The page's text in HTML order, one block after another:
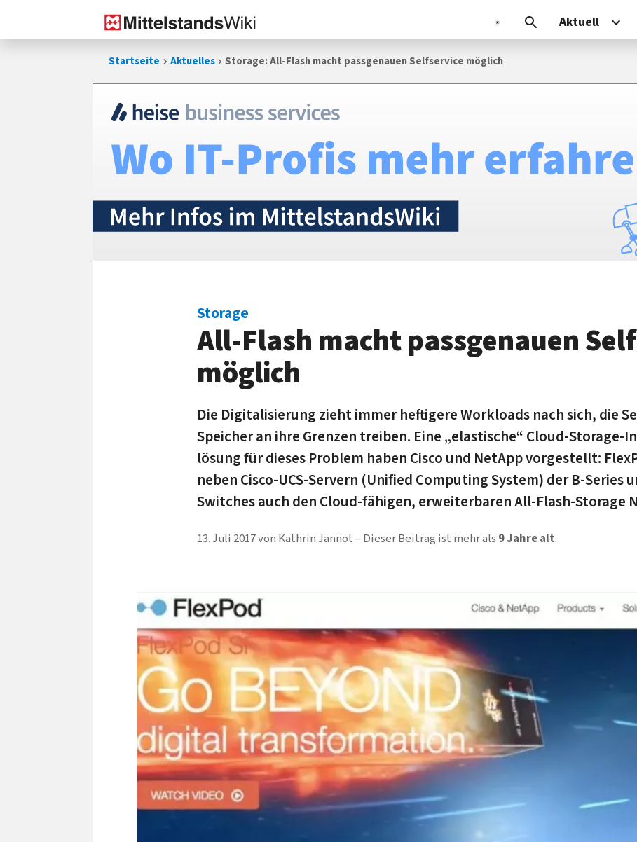
Aktuell
Startseite Aktuelles Storage: All-Flash macht pass­genauen Self­service möglich
Storage
All-Flash macht pass­genauen
möglich
Die Digitali­sierung zieht immer heftigere Work­loads nach sich, die
Speicher an ihre Grenzen treiben. Eine „elastische“ Cloud-
lösung für dieses Problem haben Cisco und NetApp vorgestellt:
neben Cisco-UCS-Servern (Unified Computing System) der B-Series
Switches auch den Cloud-fähigen, erweiter­baren All-Flash-Storage
13. Juli 2017von Kathrin Jannot Dieser Beitrag ist mehr als 9 Jahre alt.